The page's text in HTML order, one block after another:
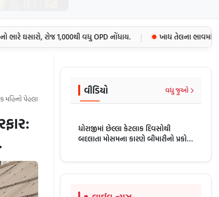
ઘસારો, રોજ 1,000થી વધુ OPD નોંધાય. | ખાદ્ય તેલના ભાવમાં
મહિનો પેહલા
વીડિયો વધુ જુઓ
ધોરાજીમાં છેલ્લા કેટલાક દિવસોથી
બદલાતા મોસમના કારણે બીમારીનો પ્રકોપ